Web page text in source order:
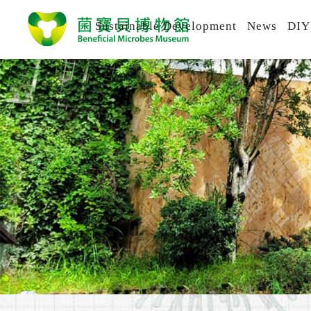
Sustainable Development News DIY